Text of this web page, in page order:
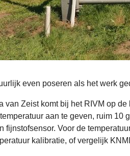
even poseren als het werk
van Zeist komt bij het RIVM op
aan te geven, ruim 10
fijnstofsensor. Voor de
kalibratie, of vergelijk